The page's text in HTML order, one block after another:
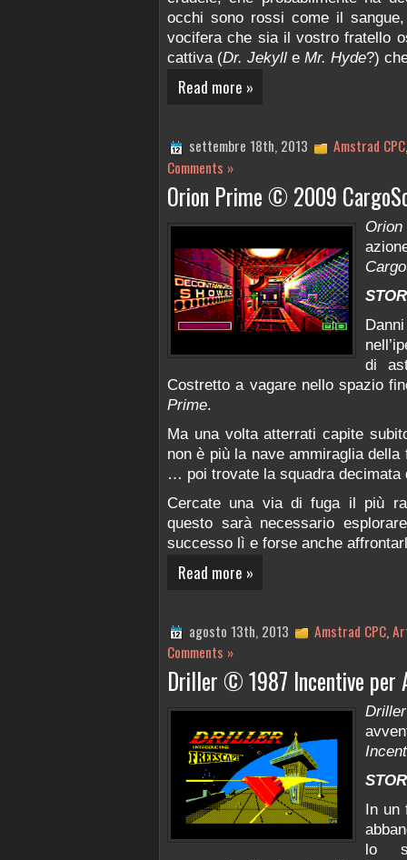
occhi sono rossi come il
vocifera che sia il vostro fratello
cattiva (Dr. Jekyll e Mr. Hyde?)
Read more »
settembre 18th, 2013 Amstrad CPC
Comments »
Orion Prime © 2009
di
Costretto a vagare nello spazio
Prime.
Ma una volta atterrati capite
non è più la nave ammiraglia
… poi trovate la squadra
Cercate una via di fuga il più
questo sarà necessario
successo lì e forse anche
Read more »
agosto 13th, 2013 Amstrad CPC,
Comments »
Driller © 1987 Incentive per
Driller
In un
lo